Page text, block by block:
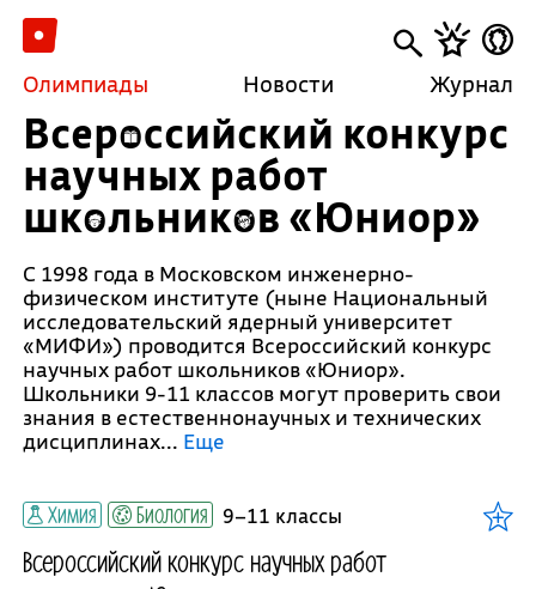
Олимпиады Новости Журнал
Всероссийский конкурс
научных работ
школьников «Юниор»
С 1998 года в Московском инженерно-
физическом институте (ныне Национальный
исследовательский ядерный университет
«МИФИ») проводится Всероссийский конкурс
научных работ школьников «Юниор».
Школьники 9-11 классов могут проверить свои
знания в естественнонаучных и технических
дисциплинах... Еще
Химия Биология 9–11 классы
Всероссийский конкурс научных работ